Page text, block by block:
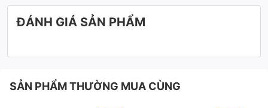
ĐÁNH GIÁ SẢN PHẨM
SẢN PHẨM THƯỜNG MUA CÙNG